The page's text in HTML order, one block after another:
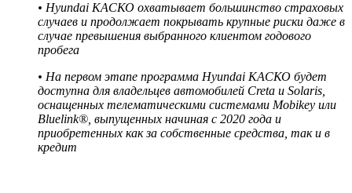
• Hyundai КАСКО охватывает большинство страховых
случаев и продолжает покрывать крупные риски даже в
случае превышения выбранного клиентом годового
пробега
• На первом этапе программа Hyundai КАСКО будет
доступна для владельцев автомобилей Creta и Solaris,
оснащенных телематическими системами Mobikey или
Bluelink®, выпущенных начиная с 2020 года и
приобретенных как за собственные средства, так и в
кредит